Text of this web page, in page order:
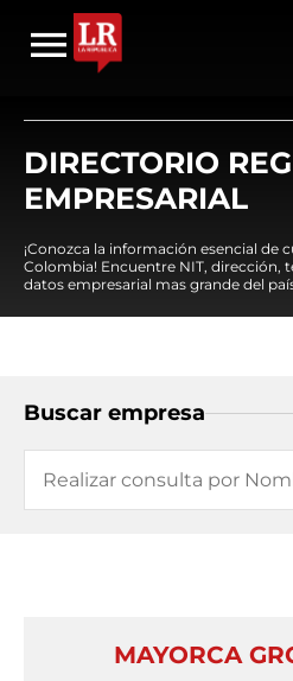
DIRECTORIO
EMPRESARIAL
¡Conozca la información esencial de
Colombia! Encuentre NIT, dirección,
datos empresarial mas grande del
Buscar empresa
MAYORCA